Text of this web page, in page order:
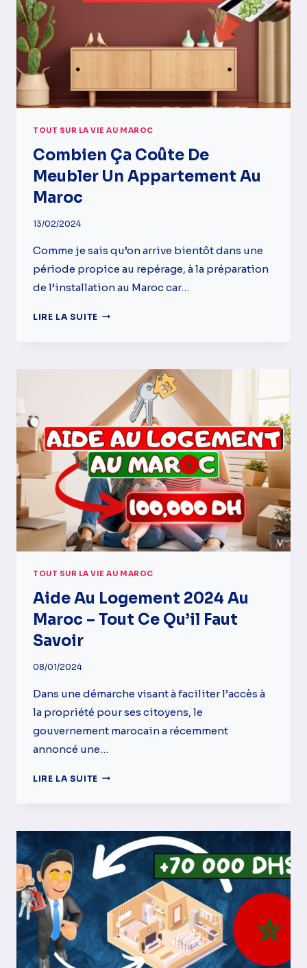
TOUT SUR LA VIE AU MAROC
Combien Ça Coûte De
Meubler Un Appartement Au
Maroc
13/02/2024
Comme je sais qu’on arrive bientôt dans une
période propice au repérage, à la préparation
de l’installation au Maroc car…
LIRE LA SUITE COMBIEN
APPARTEMENT
AU
MAROC
TOUT SUR LA VIE AU MAROC
Aide Au Logement 2024 Au
Maroc – Tout Ce Qu’il Faut
Savoir
08/01/2024
Dans une démarche visant à faciliter l’accès à
la propriété pour ses citoyens, le
gouvernement marocain a récemment
annoncé une…
LIRE LA SUITE AIDE
AU
MAROC
–
TOUT
QU’IL
FAUT
SAVOIR